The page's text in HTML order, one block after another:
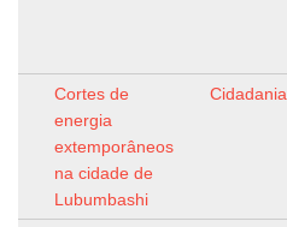
Cortes de
energia
extemporâneos
na cidade de
Lubumbashi
Cidadania